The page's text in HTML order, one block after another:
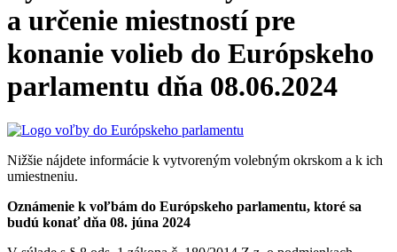
a určenie miestností pre
konanie volieb do Európskeho
parlamentu dňa 08.06.2024
Nižšie nájdete informácie k vytvoreným volebným okrskom a k ich
umiestneniu.
Oznámenie k voľbám do Európskeho parlamentu, ktoré sa
budú konať dňa 08. júna 2024